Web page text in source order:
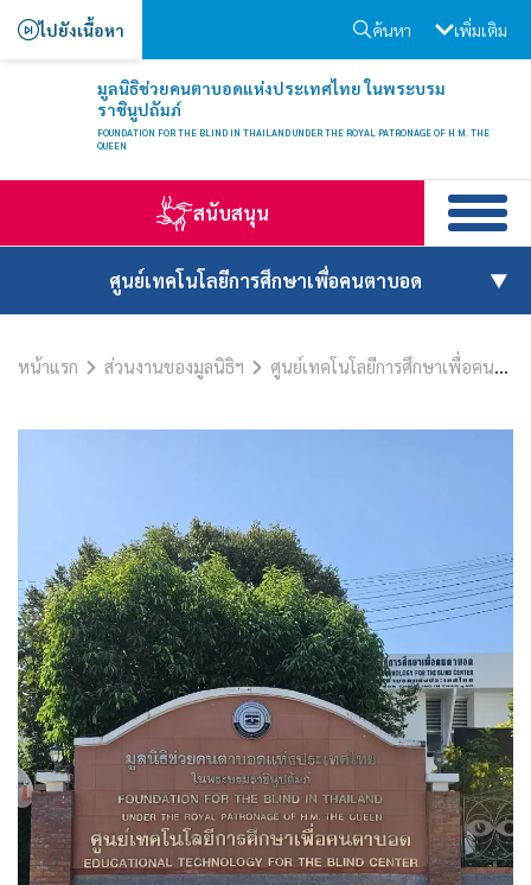
ไปยังเนื้อหา ค้นหา เพิ่มเติม
มูลนิธิช่วยคนตาบอดแห่งประเทศไทย ในพระบรม
ราชินูปถัมภ์
FOUNDATION FOR THE BLIND IN THAILAND UNDER THE ROYAL PATRONAGE OF H.M. THE
QUEEN
สนับสนุน
ศูนย์เทคโนโลยีการศึกษาเพื่อคนตาบอด
หน้าแรก ส่วนงานของมูลนิธิฯ ศูนย์เทคโนโลยีการศึกษาเพื่อคนตาบอด